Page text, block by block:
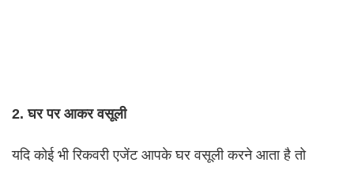
2. घर पर आकर वसूली
यदि कोई भी रिकवरी एजेंट आपके घर वसूली करने आता है तो